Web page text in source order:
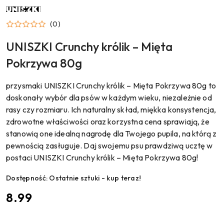
NAZWA
PRODUCENTA:
UNISZKI
(0)
UNISZKI Crunchy królik – Mięta
Pokrzywa 80g
przysmaki UNISZKI Crunchy królik – Mięta Pokrzywa 80g to
doskonały wybór dla psów w każdym wieku, niezależnie od
rasy czy rozmiaru. Ich naturalny skład, miękka konsystencja,
zdrowotne właściwości oraz korzystna cena sprawiają, że
stanowią one idealną nagrodę dla Twojego pupila, na którą z
pewnością zasługuje. Daj swojemu psu prawdziwą ucztę w
postaci UNISZKI Crunchy królik – Mięta Pokrzywa 80g!
Dostępność: Ostatnie sztuki - kup teraz!
cena:
8.99